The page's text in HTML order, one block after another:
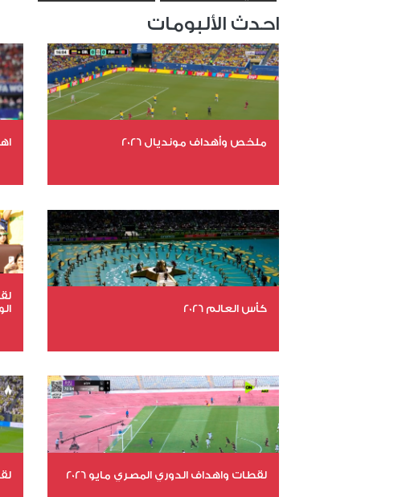
احدث الألبومات
ملخص وأهداف مونديال 2026
عدد المشاهدات 4896
كأس العالم 2026
عدد المشاهدات 10860
لقطات واهداف الدوري المصري مايو 2026